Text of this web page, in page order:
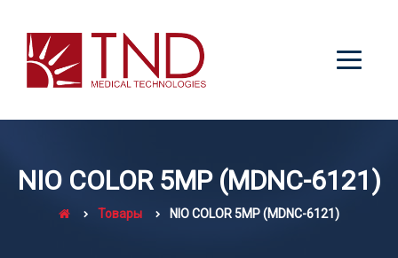
NIO COLOR 5MP (MDNC-6121)
Товары NIO COLOR 5MP (MDNC-6121)